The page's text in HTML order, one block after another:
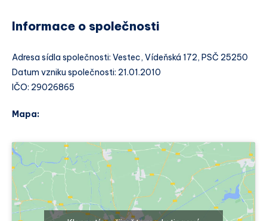
Informace o společnosti
Adresa sídla společnosti: Vestec, Vídeňská 172, PSČ 25250
Datum vzniku společnosti: 21.01.2010
IČO: 29026865
Mapa: